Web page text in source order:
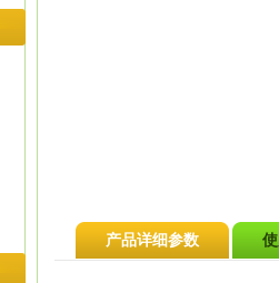
产品详细参数